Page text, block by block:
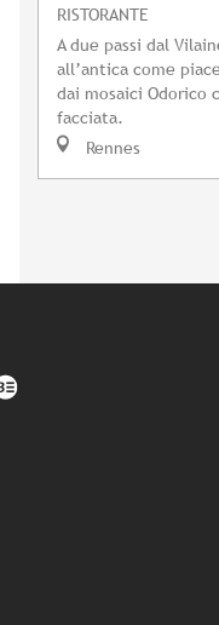
RISTORANTE
A due passi dal
all’antica come
dai mosaici Odorico
facciata.
Rennes